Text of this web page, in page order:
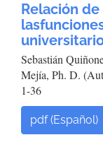
Relación
Sebastián
Mejía, Ph. D.
1-36
pdf (Español)